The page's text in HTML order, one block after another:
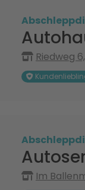
Riedweg
Im